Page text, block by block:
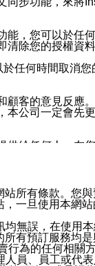
，您可以於任
除您的授權資
任何時間取消
客的意見反應
公司一定會先
給任何人。在
理區。
絡並傳送或宣
未加入本公司/
息為限，以廣
話號碼比對相符
型訊息。
所有條款。您
一旦使用本網
無誤，在使用
有預訂服務均
行為的任何相
員、員工或代